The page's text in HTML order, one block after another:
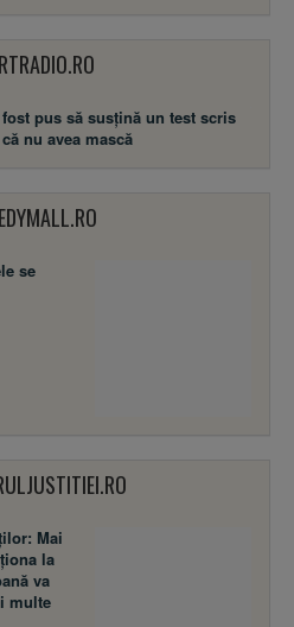
pus să susţină un test scris
nu avea mască
se
Mai
la
va
multe